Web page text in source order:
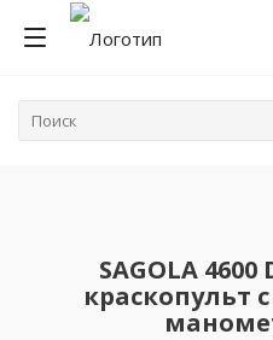
SAGOLA 4600
краскопульт